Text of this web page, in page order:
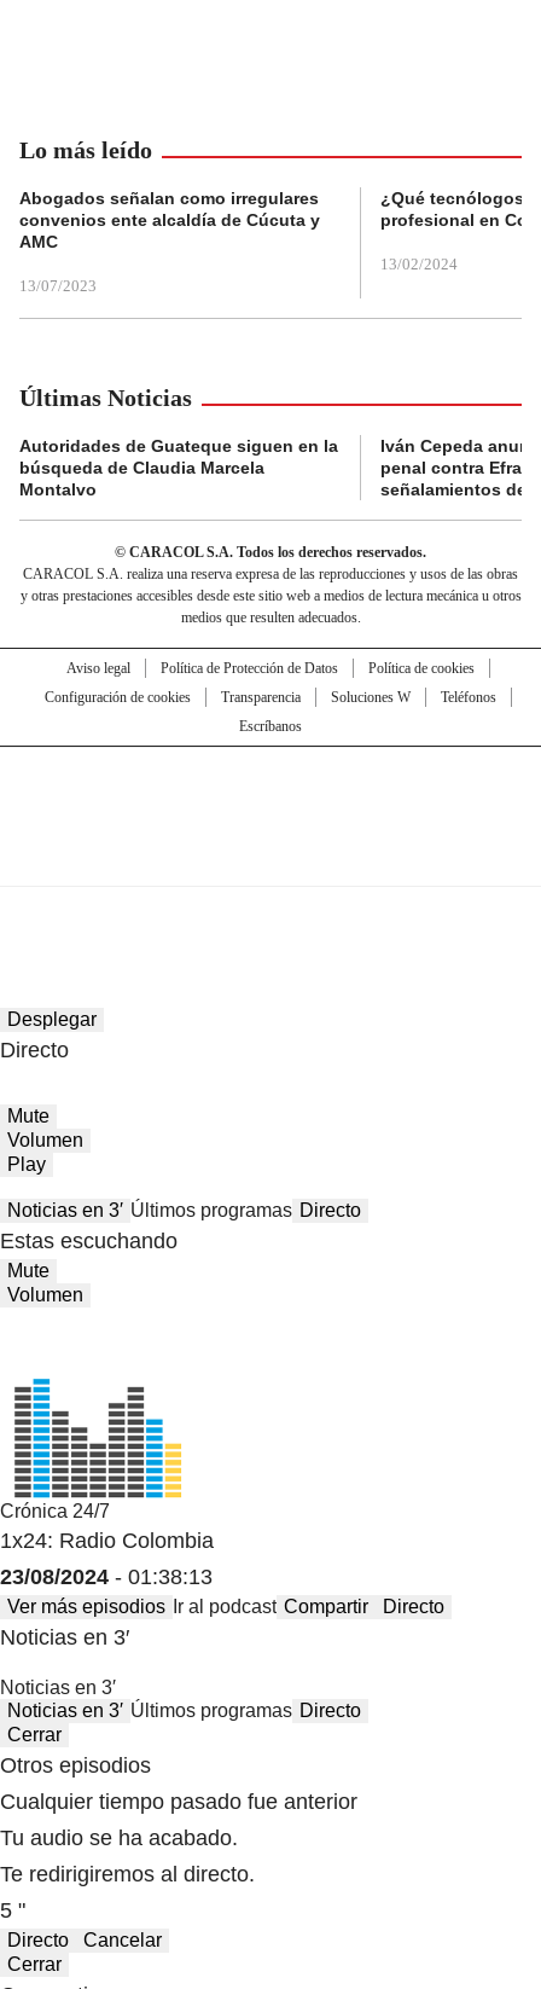
Lo más leído
Abogados señalan como irregulares
convenios ente alcaldía de Cúcuta y
AMC
13/07/2023
¿Qué tecnólogos
profesional en
13/02/2024
Últimas Noticias
Autoridades de Guateque siguen en la
búsqueda de Claudia Marcela
Montalvo
Iván Cepeda
penal contra
señalamientos de
© CARACOL S.A. Todos los derechos reservados.
CARACOL S.A. realiza una reserva expresa de las reproducciones y usos de las obras
y otras prestaciones accesibles desde este sitio web a medios de lectura mecánica u otros
medios que resulten adecuados.
Aviso legal Política de Protección de Datos
Política de cookies
Configuración de cookies
Transparencia Soluciones W
Teléfonos
Escríbanos
Desplegar
Directo
Mute
Volumen
Play
Noticias en 3′ Últimos programas Directo
Estas escuchando
Mute
Volumen
Crónica 24/7
1x24: Radio Colombia
23/08/2024 - 01:38:13
Ver más episodios Ir al podcast Compartir Directo
Noticias en 3′
Noticias en 3′
Noticias en 3′ Últimos programas Directo
Cerrar
Otros episodios
Cualquier tiempo pasado fue anterior
Tu audio se ha acabado.
Te redirigiremos al directo.
5 "
Directo
Cancelar
Cerrar